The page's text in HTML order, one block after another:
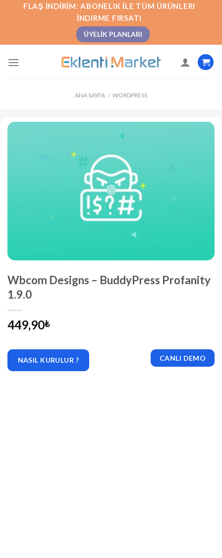
FLAŞ İNDIRIM: ABONELIK İLE TÜM ÜRÜNLERI
İNDIRME FIRSATI
ÜYELIK PLANLARI
ANA SAYFA / WORDPRESS
Wbcom Designs – BuddyPress Profanity
1.9.0
449,90₺
NASIL KURULUR ? CANLI DEMO